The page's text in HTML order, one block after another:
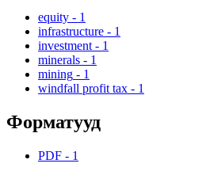
equity - 1
infrastructure - 1
investment - 1
minerals - 1
mining - 1
windfall profit tax - 1
Форматууд
PDF - 1